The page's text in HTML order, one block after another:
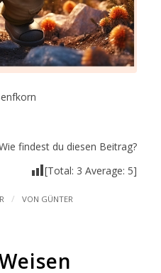
findest du diesen Beitrag?
[Total: 3 Average: 5]
/ VON GÜNTER